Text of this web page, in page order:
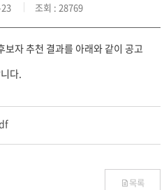
조회 : 28769
자 추천 결과를 아래와 같이 공고
다.
목록